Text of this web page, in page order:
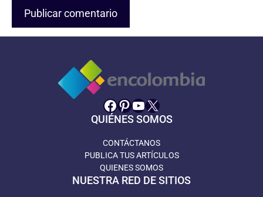
Facebook
Pinterest
YouTube
X
QUIÉNES SOMOS
CONTÁCTANOS
PUBLICA TUS ARTÍCULOS
QUIENES SOMOS
NUESTRA RED DE SITIOS